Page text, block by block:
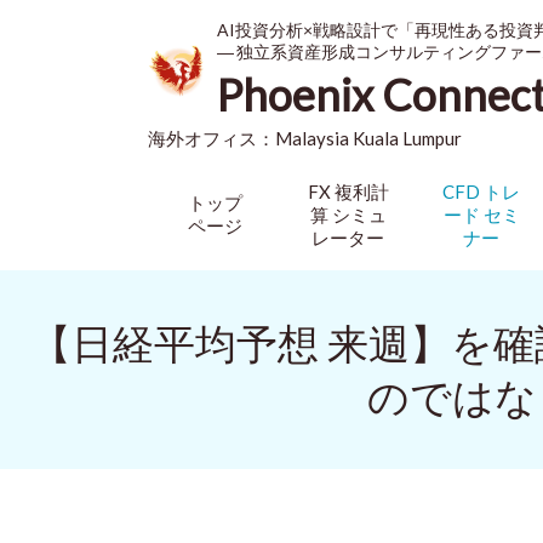
AI投資分析×戦略設計で「再現性ある投資
― 独立系資産形成コンサルティングファ
Phoenix
海外オフィス： Malaysia Kuala Lumpur
トップ
ページ
FX 複利計
算 シミュ
レーター
CFD トレ
ード セミ
ナー
【日経平均予想 来週】を
のでは